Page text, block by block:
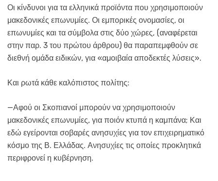
Οι κίνδυνοι για τα ελληνικά προϊόντα που χρησιμοποιούν
μακεδονικές επωνυμίες. Οι εμπορικές ονομασίες, οι
επωνυμίες και τα σύμβολα στις δύο χώρες, (αναφέρεται
στην παρ. 3 του πρώτου άρθρου) θα παραπεμφθούν σε
διεθνή ομάδα ειδικών, για «αμοιβαία αποδεκτές λύσεις».
Και ρωτά κάθε καλόπιστος πολίτης:
—Αφού οι Σκοπιανοί μπορούν να χρησιμοποιούν
μακεδονικές επωνυμίες, για ποιόν κτυπά η καμπάνα; Και
εδώ εγείρονται σοβαρές ανησυχίες για τον επιχειρηματικό
κόσμο της Β. Ελλάδας. Ανησυχίες τις οποίες προκλητικά
περιφρονεί η κυβέρνηση.